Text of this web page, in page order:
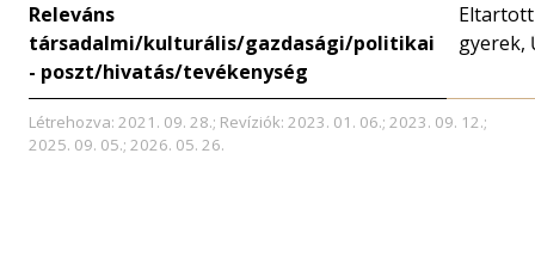
Releváns
társadalmi/kulturális/gazdasági/politikai
- poszt/hivatás/tevékenység
Eltartott
gyerek,
Létrehozva: 2021. 09. 28.; Revíziók: 2023. 01. 06.; 2023. 09. 12.;
2025. 09. 05.; 2026. 05. 26.